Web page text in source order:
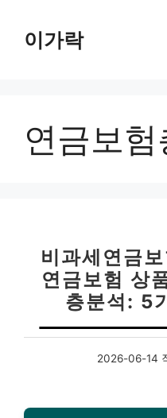
이가락
연금보험
비과세연금
연금보험 상
층분석: 5
2026-06-14